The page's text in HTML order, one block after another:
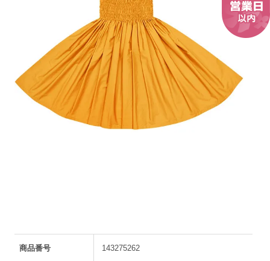
商品番号 143275262